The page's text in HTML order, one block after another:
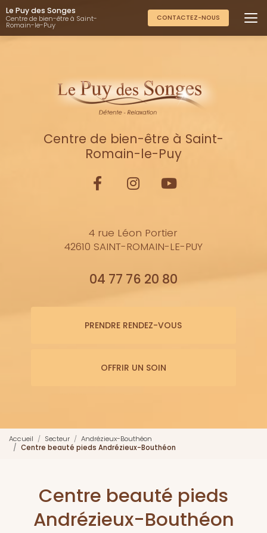
Aller
au
contenu
principal
Le Puy des Songes
Centre de bien-être à Saint-
Romain-le-Puy
CONTACTEZ-NOUS
Centre de bien-être à Saint-
Romain-le-Puy
4 rue Léon Portier
42610 SAINT-ROMAIN-LE-PUY
04 77 76 20 80
PRENDRE RENDEZ-VOUS
OFFRIR UN SOIN
Accueil Secteur
Andrézieux-Bouthéon
Centre beauté pieds Andrézieux-Bouthéon
Centre beauté pieds
Andrézieux-Bouthéon